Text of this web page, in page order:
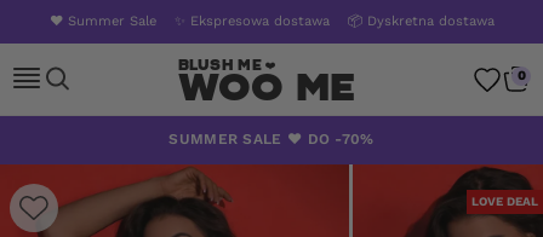
content
❤️ Summer Sale ✨ Ekspresowa dostawa 📦 Dyskretna dostawa
Woo Me 0
SUMMER SALE ❤️ DO -70%
LOVE DEAL